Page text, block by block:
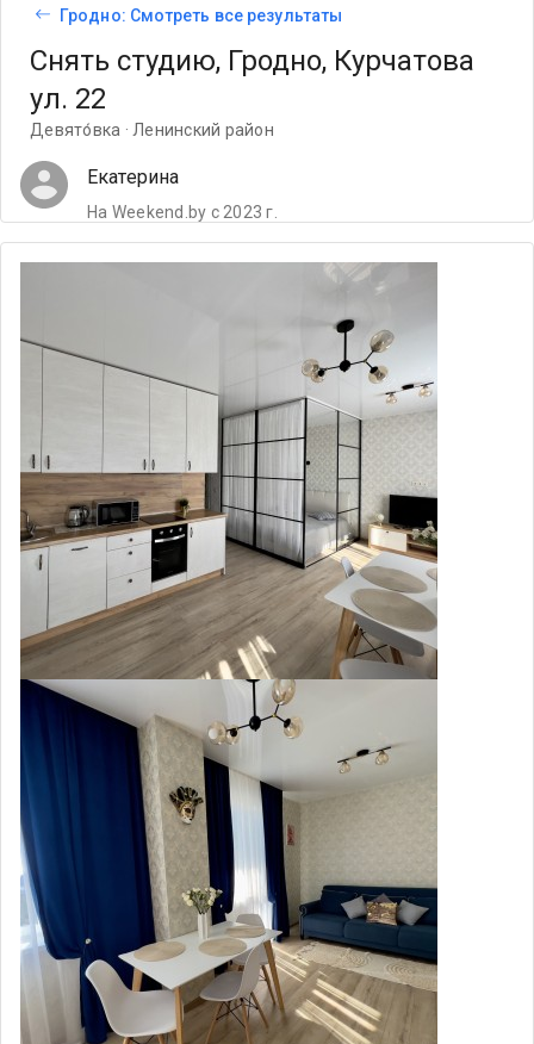
Гродно: Смотреть все результаты
Снять студию, Гродно, Курчатова
ул. 22
Девято́вка · Ленинский район
Екатерина
На Weekend.by с 2023 г.